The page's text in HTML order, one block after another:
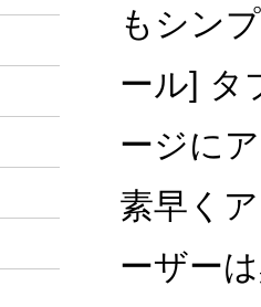
もシン
ール] タ
ージに
素早く
ーザー